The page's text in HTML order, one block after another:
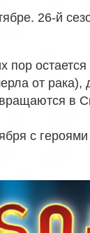
26-й
от
в
с